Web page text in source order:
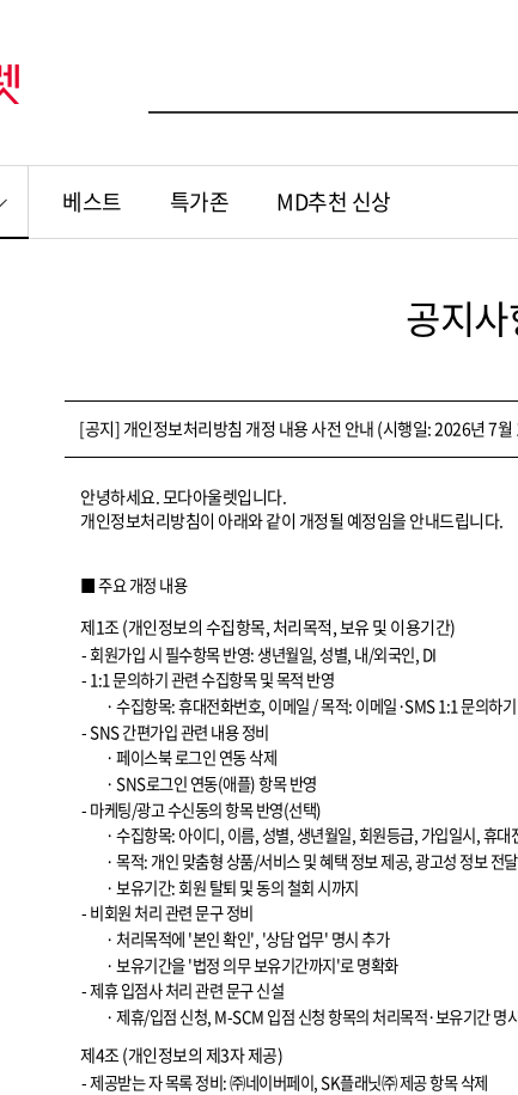
베스트 특가존 MD추천 신상
공지
[공지] 개인정보처리방침 개정 내용 사전 안내 (시행일: 2026년 7월
안녕하세요. 모다아울렛입니다.
개인정보처리방침이 아래와 같이 개정될 예정임을 안내드립니다.
■ 주요 개정 내용
제1조(개인정보의 수집항목, 처리목적,보유 및 이용기간)
-회원가입 시 필수항목 반영: 생년월일 ,성별 내/외국인 , DI
- 1:1문의하기 관련 수집항목 및 목적 반영
·수집항목:휴대전화번호, 이메일 /목적: 이메일·SMS 1:1문의하
- SNS간편가입 관련 내용 정비
·페이스북 로그인 연동 삭제
· SNS로그인 연동(애플)항목 반영
- 마케팅/광고 수신동의 항목 반영(선택)
·수집항목: 아이디, 이름,성별, 생년월일,회원등급, 가입일시,휴대
·목적: 개인 맞춤형 상품/서비스 및 혜택 정보 제공,광고성 정보 전달
· 보유기간:회원 탈퇴 및 동의 철회 시까지
- 비회원 처리 관련 문구 정비
· 처리목적에 '본인 확인', '상담 업무' 명시 추가
· 보유기간을'법정 의무 보유기간까지'로 명확화
-제휴 입점사 처리 관련 문구 신설
·제휴/입점 신청, M-SCM 입점 신청 항목의 처리목적·보유기간 명
제4조(개인정보의 제3자 제공)
-제공받는 자 목록 정비:㈜네이버페이, SK플래닛㈜ 제공 항목 삭제